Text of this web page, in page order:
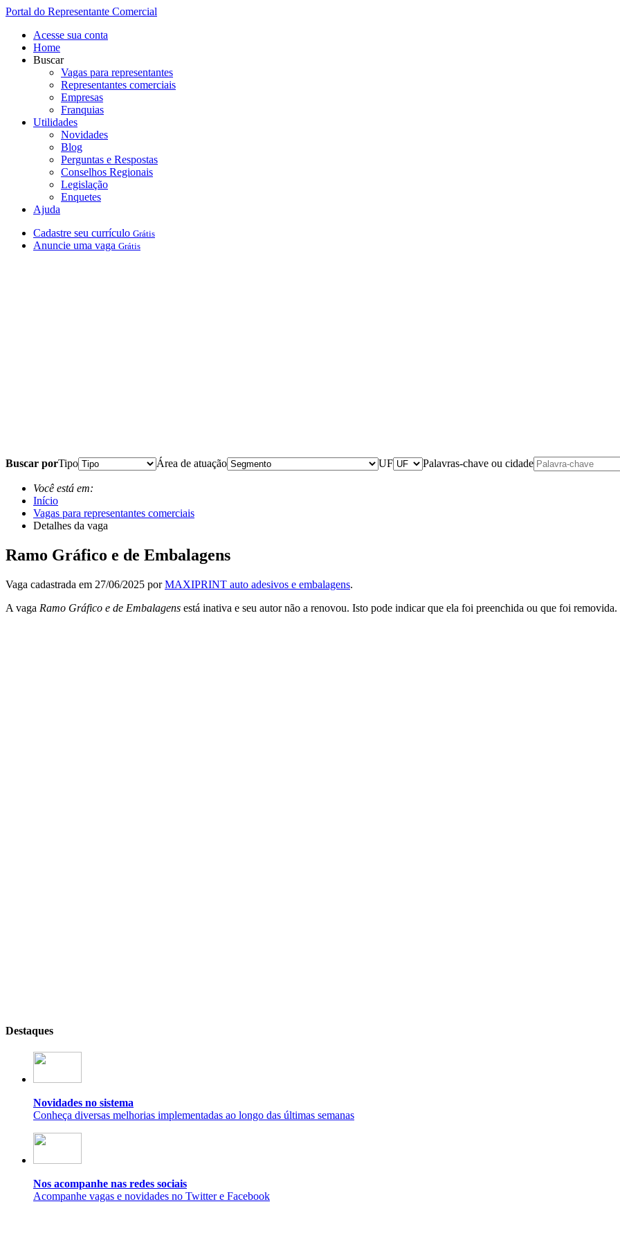
Portal do Representante Comercial
Acesse sua conta
Home
Buscar
Vagas para representantes
Representantes comerciais
Empresas
Franquias
Utilidades
Novidades
Blog
Perguntas e Respostas
Conselhos Regionais
Legislação
Enquetes
Ajuda
Cadastre seu currículo Grátis
Anuncie uma vaga Grátis
Buscar porTipo Área de atuação UF Palavras-chave ou cidade
Você está em:
Início
Vagas para representantes comerciais
Detalhes da vaga
Ramo Gráfico e de Embalagens
Vaga cadastrada em 27/06/2025 porMAXIPRINT auto adesivos e embalagens.
A vaga Ramo Gráfico e de Embalagens está inativa e seu autor não a renovou. Isto pode indicar que ela foi preenchida ou que foi removida.
Destaques
Novidades no sistema
Conheça diversas melhorias implementadas ao longo das últimas semanas
Nos acompanhe nas redes sociais
Acompanhe vagas e novidades no Twitter e Facebook